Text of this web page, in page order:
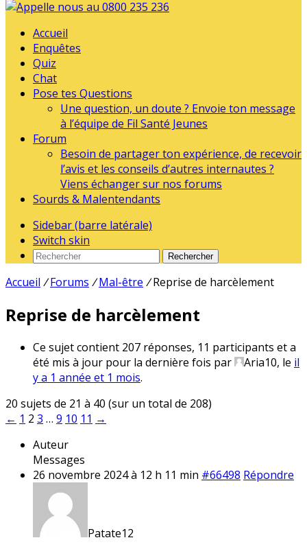
Accueil
Enquêtes
Quiz
Chat
Pose tes Questions
Une question, un doute ? Envoie ton message
à l’équipe de Fil Santé Jeunes
Forum
Besoin de partager ton expérience, de recevoir
l’avis et les conseils d’autres internautes ?
Viens échanger sur nos forums
Sourds & Malentendants
Sidebar (barre latérale)
Switch skin
Rechercher
Accueil / Forums / Mal-être / Reprise de harcèlement
Reprise de harcèlement
Ce sujet contient 207 réponses, 11 participants et a
été mis à jour pour la dernière fois par
Aria10, le il
y a 1 année et 1 mois.
20 sujets de 21 à 40 (sur un total de 208)
← 1 2 3 … 9 10 11 →
Auteur
Messages
26 novembre 2024 à 12 h 11 min #66498 Répondre
Patate12